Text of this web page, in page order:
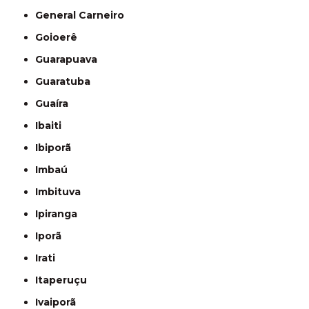
General Carneiro
Goioerê
Guarapuava
Guaratuba
Guaíra
Ibaiti
Ibiporã
Imbaú
Imbituva
Ipiranga
Iporã
Irati
Itaperuçu
Ivaiporã